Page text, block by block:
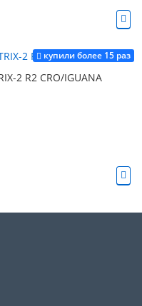
купили более 15 раз
2 R2 CRO/IGUANA